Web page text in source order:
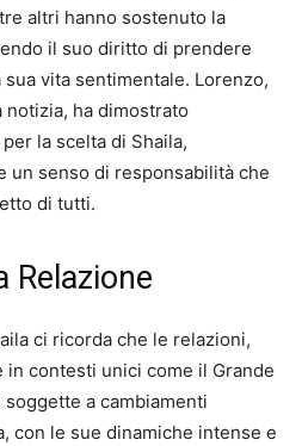
altri hanno sostenuto la
il suo diritto di prendere
vita sentimentale. Lorenzo,
ha dimostrato
la scelta di Shaila,
un senso di responsabilità che
di tutti.
Relazione
ci ricorda che le relazioni,
contesti unici come il Grande
a cambiamenti
con le sue dinamiche intense e